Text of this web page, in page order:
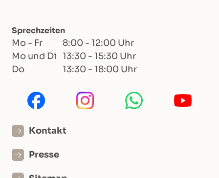
Sprechzeiten
Mo - Fr
8:00 - 12:00 Uhr
Mo und Di
13:30 - 15:30 Uhr
Do
13:30 - 18:00 Uhr
Kontakt
Presse